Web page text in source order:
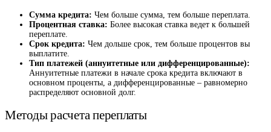
Сумма кредита: Чем больше сумма, тем больше переплата.
Процентная ставка: Более высокая ставка ведет к большей
переплате.
Срок кредита: Чем дольше срок, тем больше процентов вы
выплатите.
Тип платежей (аннуитетные или дифференцированные):
Аннуитетные платежи в начале срока кредита включают в
основном проценты, а дифференцированные – равномерно
распределяют основной долг.
Методы расчета переплаты